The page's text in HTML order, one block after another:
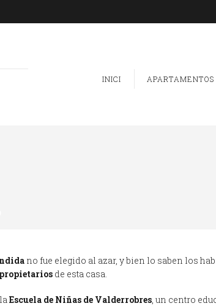
INICI APARTAMENTOS
no fue elegido al azar, y bien lo saben los
propietarios de esta casa.
Escuela de Niñas de Valderrobres, un centro